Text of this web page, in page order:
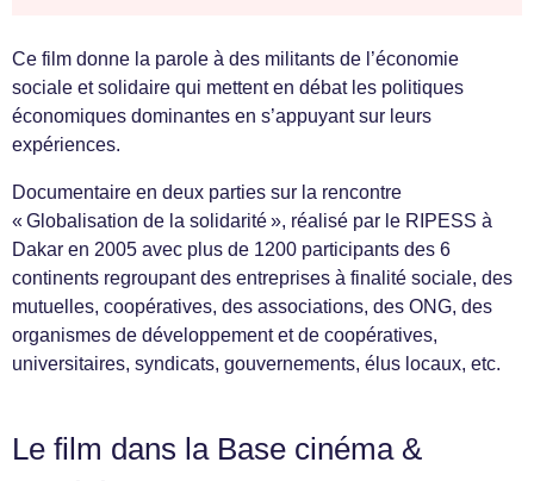
Ce film donne la parole à des militants de l’économie
sociale et solidaire qui mettent en débat les politiques
économiques dominantes en s’appuyant sur leurs
expériences.
Documentaire en deux parties sur la rencontre
« Globalisation de la solidarité », réalisé par le RIPESS à
Dakar en 2005 avec plus de 1200 participants des 6
continents regroupant des entreprises à finalité sociale, des
mutuelles, coopératives, des associations, des ONG, des
organismes de développement et de coopératives,
universitaires, syndicats, gouvernements, élus locaux, etc.
Le film dans la Base cinéma &